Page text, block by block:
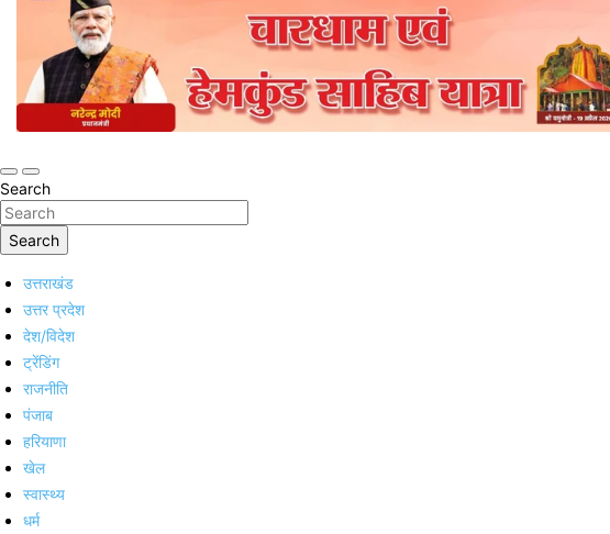
Search
Search
उत्तराखंड
उत्तर प्रदेश
देश/विदेश
ट्रेंडिंग
राजनीति
पंजाब
हरियाणा
खेल
स्वास्थ्य
धर्म